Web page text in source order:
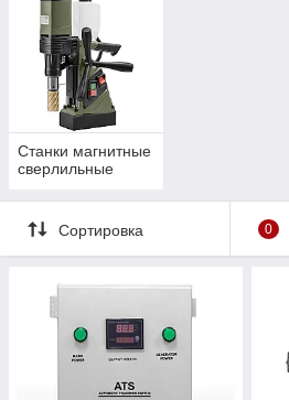
Станки магнитные
сверлильные
Сортировка 0